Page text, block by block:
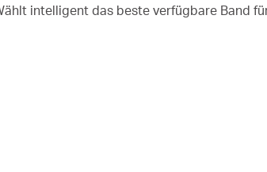
intelligent das beste verfügbare Band